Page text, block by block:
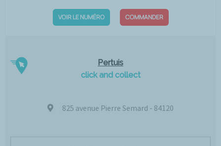
VOIR LE NUMÉRO COMMANDER
Pertuis
click and collect
825 avenue Pierre Semard - 84120